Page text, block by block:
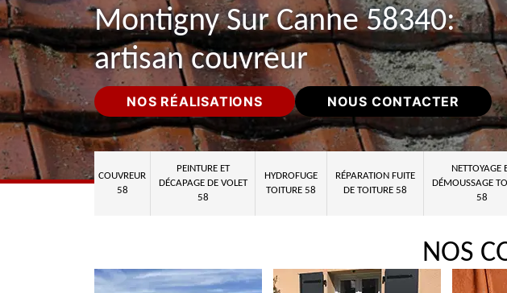
Montigny Sur Canne 58340:
artisan couvreur
NOS RÉALISATIONS NOUS CONTACTER
COUVREUR
58
PEINTURE ET
DÉCAPAGE DE VOLET
58
HYDROFUGE
TOITURE 58
RÉPARATION FUITE
DE TOITURE 58
NETTOYAGE
DÉMOUSSAGE
58
NOS